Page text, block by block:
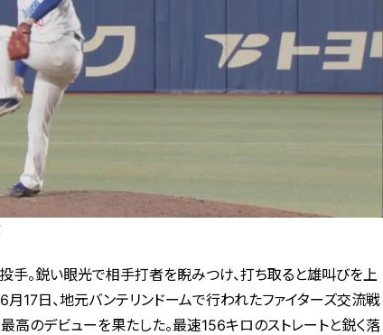
。鋭い眼光で相手打者を睨みつけ、打ち取ると雄叫びを上
月17日、地元バンテリンドームで行われたファイターズ交流戦
高のデビューを果たした。最速156キロのストレートと鋭く落